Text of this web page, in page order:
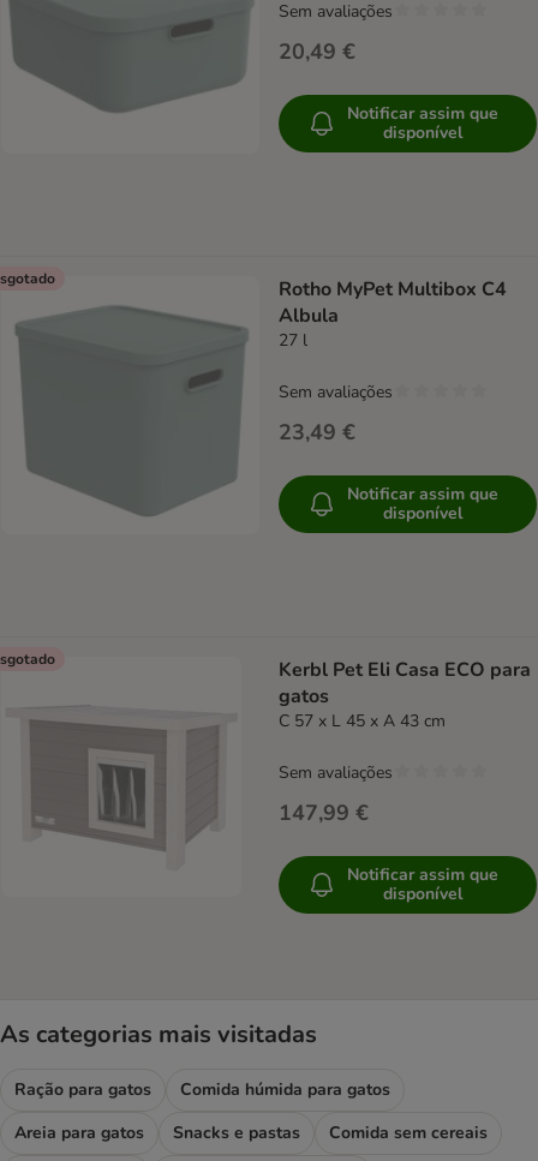
20,49 €
Sem avaliações
Notificar assim que
disponível
Rotho MyPet Multibox C4
Albula
27 l
23,49 €
Sem avaliações
Notificar assim que
disponível
Kerbl Pet Eli Casa ECO para
gatos
C 57 x L 45 x A 43 cm
147,99 €
Sem avaliações
Notificar assim que
disponível
As categorias mais visitadas
Ração para gatos
Comida húmida para gatos
Areia para gatos
Snacks e pastas
Comida sem cereais